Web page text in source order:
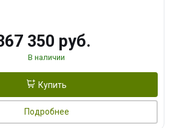
350 руб.
В наличии
Купить
Подробнее